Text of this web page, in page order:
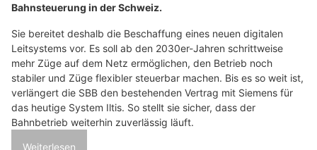
Bahnsteuerung in der Schweiz.
Sie bereitet deshalb die Beschaffung eines neuen digitalen
Leitsystems vor. Es soll ab den 2030er-Jahren schrittweise
mehr Züge auf dem Netz ermöglichen, den Betrieb noch
stabiler und Züge flexibler steuerbar machen. Bis es so weit ist,
verlängert die SBB den bestehenden Vertrag mit Siemens für
das heutige System Iltis. So stellt sie sicher, dass der
Bahnbetrieb weiterhin zuverlässig läuft.
Weiterlesen